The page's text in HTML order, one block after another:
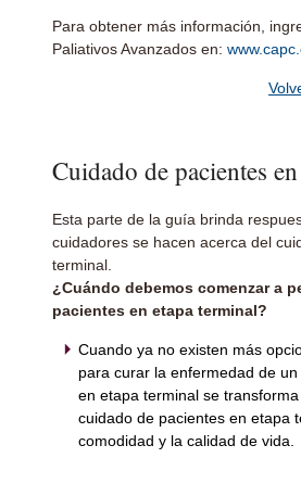
Para obtener más información,
Paliativos Avanzados en:
Cuidado de pacientes
Esta parte de la guía brinda
cuidadores se hacen acerca del
terminal.
¿Cuándo debemos comenzar a
pacientes en etapa terminal?
Cuando ya no existen más
para curar la enfermedad de
en etapa terminal se
cuidado de pacientes en etapa
comodidad y la calidad de vida.